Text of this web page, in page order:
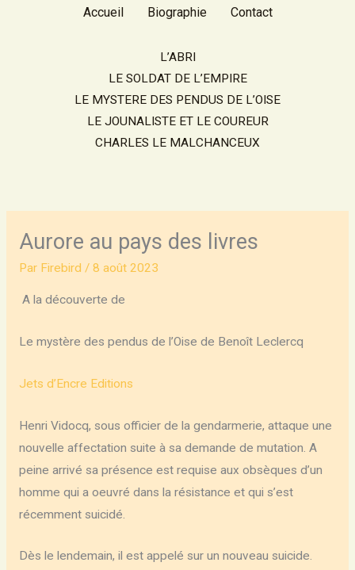
Accueil Biographie Contact
L’ABRI
LE SOLDAT DE L’EMPIRE
LE MYSTERE DES PENDUS DE L’OISE
LE JOUNALISTE ET LE COUREUR
CHARLES LE MALCHANCEUX
Aurore au pays des livres
Par Firebird / 8 août 2023
A la découverte de
Le mystère des pendus de l’Oise de Benoît Leclercq
Jets d’Encre Editions
Henri Vidocq, sous officier de la gendarmerie, attaque une
nouvelle affectation suite à sa demande de mutation. A
peine arrivé sa présence est requise aux obsèques d’un
homme qui a oeuvré dans la résistance et qui s’est
récemment suicidé.
Dès le lendemain, il est appelé sur un nouveau suicide.